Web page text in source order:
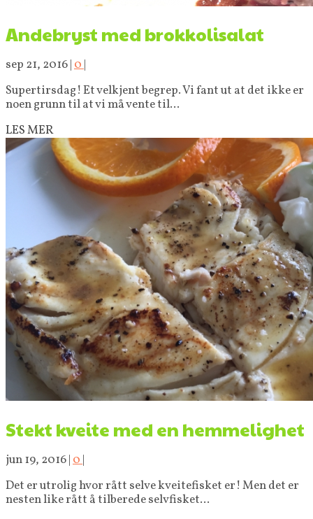
Andebryst med brokkolisalat
sep 21, 2016|0|
Supertirsdag! Et velkjent begrep. Vi fant ut at det ikke er
noen grunn til at vi må vente til...
LES MER
Stekt kveite med en hemmelighet
jun 19, 2016| 0 |
Det er utrolig hvor rått selve kveitefisket er! Men det er
nesten like rått å tilberede selvfisket...